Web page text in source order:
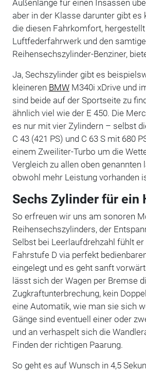
Außenlänge für einen Insassen
aber in der Klasse darunter gibt es
die diesen Fahrkomfort,
Luftfederfahrwerk und den
Reihensechszylinder-Benziner,
Ja, Sechszylinder gibt es
kleineren BMWM340i xDrive und
sind beide auf der Sportseite zu
ähnlich viel wie der E 450. Die
es nur mit vier Zylindern – selbst
C 43 (421 PS) und C 63 S mit 680
einem Zweiliter-Turbo um die
Vergleich zu allen oben genannten
obwohl mehr Leistung vorhanden
Sechs Zylinder für ein
So erfreuen wir uns am sonoren
Reihensechszylinders, der
Selbst bei Leerlaufdrehzahl fühlt
Fahrstufe D via perfekt
eingelegt und es geht sanft
lässt sich der Wagen per Bremse
Zugkraftunterbrechung, kein
eine Automatik, wie man sie sich
Gänge sind eventuell einer oder
und an verhaspelt sich die
Finden der richtigen Paarung.
So geht es auf Wunsch in 4,5